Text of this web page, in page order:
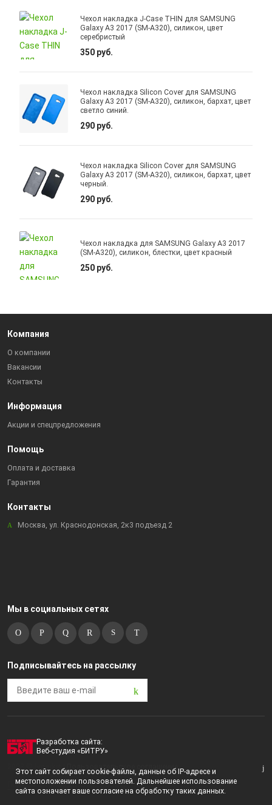
Чехол накладка J-Case THIN для SAMSUNG
Galaxy A3 2017 (SM-A320), силикон, цвет
серебристый
350 руб.
Чехол накладка Silicon Cover для SAMSUNG
Galaxy A3 2017 (SM-A320), силикон, бархат, цвет
светло синий.
290 руб.
Чехол накладка Silicon Cover для SAMSUNG
Galaxy A3 2017 (SM-A320), силикон, бархат, цвет
черный.
290 руб.
Чехол накладка для SAMSUNG Galaxy A3 2017
(SM-A320), силикон, блестки, цвет красный
250 руб.
Компания
О компании
Вакансии
Контакты
Информация
Акции и спецпредложения
Помощь
Оплата и доставка
Гарантия
Контакты
Москва, ул. Краснодонская, 2к3 подъезд 2
Мы в социальных сетях
Подписывайтесь на рассылку
Разработка сайта:
Веб-студия «БИТРУ»
2023 © i-market |
Пользовательское соглашение
Политика конфиденциальности
Этот сайт собирает cookie-файлы, данные об IP-адресе и
местоположении пользователей. Дальнейшее использование
сайта означает ваше согласие на обработку таких данных.